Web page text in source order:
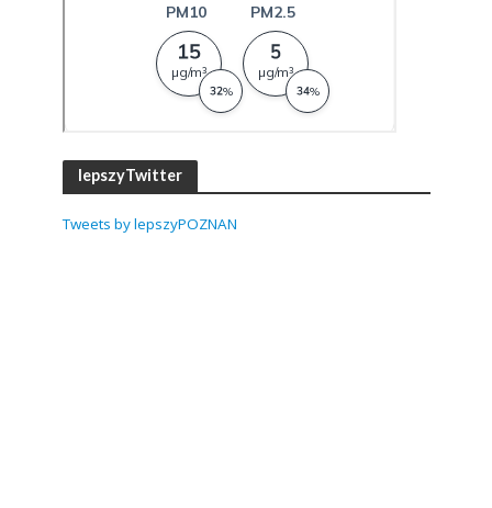
lepszyTwitter
Tweets by lepszyPOZNAN